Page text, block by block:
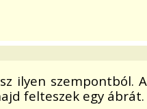
ilyen szempontból.
felteszek egy ábrát.